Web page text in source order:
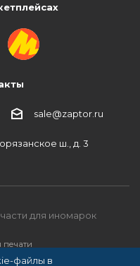
sale@zaptor.ru
ш., д. 3
для иномарок
печати
файлы в